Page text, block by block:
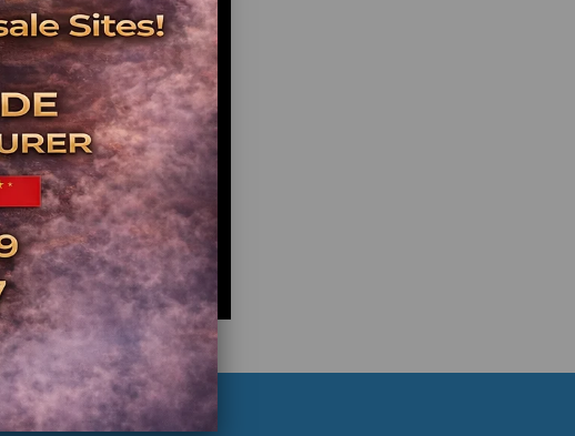
salonları ve gençlik merkezleri
eğlence merkezi zincirleri